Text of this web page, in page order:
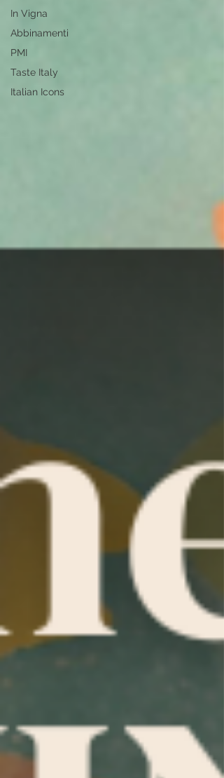
In Vigna
Abbinamenti
PMI
Taste Italy
Italian Icons